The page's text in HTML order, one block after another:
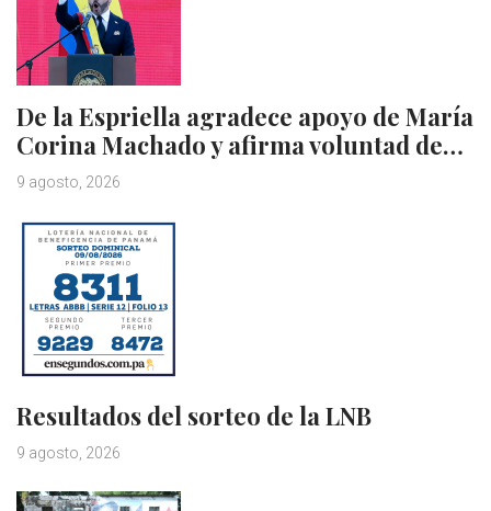
De la Espriella agradece apoyo de María
Corina Machado y afirma voluntad de…
9 agosto, 2026
Resultados del sorteo de la LNB
9 agosto, 2026